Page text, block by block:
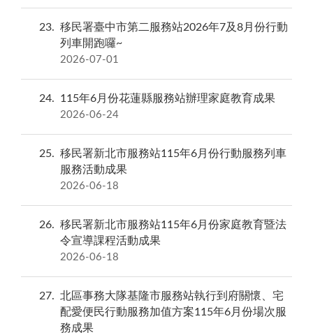
23
移民署臺中市第二服務站2026年7及8月份行動
列車開跑囉~
2026-07-01
24 115年6月份花蓮縣服務站辦理家庭教育成果
2026-06-24
25
移民署新北市服務站115年6月份行動服務列車
服務活動成果
2026-06-18
26
移民署新北市服務站115年6月份家庭教育暨法
令宣導課程活動成果
2026-06-18
27
北區事務大隊基隆市服務站執行到府關懷、宅
配愛便民行動服務加值方案115年6月份場次服
務成果